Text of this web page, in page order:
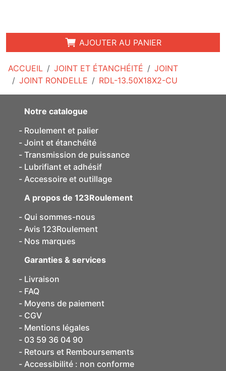
ACCUEIL JOINT ET ÉTANCHÉITÉ
JOINT
JOINT RONDELLE
RDL-13.50X18X2-CU
AJOUTER AU PANIER
Notre catalogue
Roulement et palier
Joint et étanchéité
Transmission de puissance
Lubrifiant et adhésif
Accessoire et outillage
A propos de 123Roulement
Qui sommes-nous
Avis 123Roulement
Nos marques
Garanties & services
Livraison
FAQ
Moyens de paiement
CGV
Mentions légales
03 59 36 04 90
Retours et Remboursements
Accessibilité : non conforme